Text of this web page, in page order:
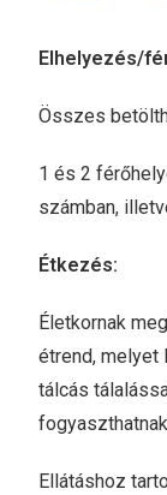
Elhelyezés/
Összes
1 és 2
számban,
Étkezés:
Életkornak
étrend, melyet
tálcás
Ellátáshoz